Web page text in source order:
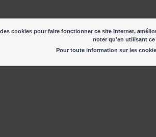
cookies pour faire fonctionner ce site Internet,
noter qu'en utilisant
Pour toute information sur les